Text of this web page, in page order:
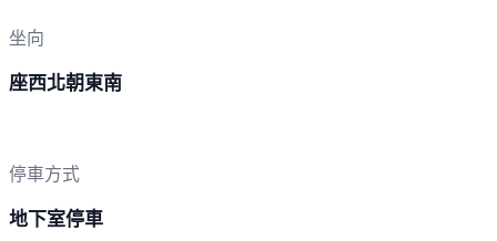
坐向
座西北朝東南
停車方式
地下室停車